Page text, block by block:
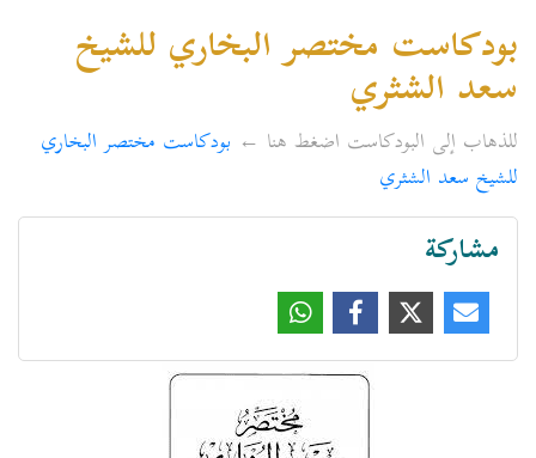
بودكاست مختصر البخاري للشيخ
سعد الشثري
للذهاب إلى البودكاست اضغط هنا ← بودكاست مختصر البخاري
للشيخ سعد الشثري
مشاركة